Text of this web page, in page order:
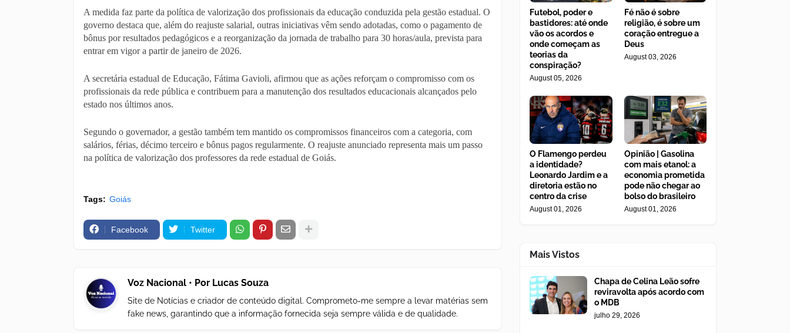
A medida faz parte da política de valorização dos profissionais da educação conduzida pela gestão estadual. O
governo destaca que, além do reajuste salarial, outras iniciativas vêm sendo adotadas, como o pagamento de
bônus por resultados pedagógicos e a reorganização da jornada de trabalho para 30 horas/aula, prevista para
entrar em vigor a partir de janeiro de 2026.
A secretária estadual de Educação, Fátima Gavioli, afirmou que as ações reforçam o compromisso com os
profissionais da rede pública e contribuem para a manutenção dos resultados educacionais alcançados pelo
estado nos últimos anos.
Segundo o governador, a gestão também tem mantido os compromissos financeiros com a categoria, com
salários, férias, décimo terceiro e bônus pagos regularmente. O reajuste anunciado representa mais um passo
na política de valorização dos professores da rede estadual de Goiás.
Tags: Goiás
Facebook Twitter
Voz Nacional • Por Lucas Souza
Site de Notícias e criador de conteúdo digital. Comprometo-me sempre a levar matérias sem
fake news, garantindo que a informação fornecida seja sempre válida e de qualidade.
Futebol, poder e
bastidores: até onde
vão os acordos e
onde começam as
teorias da
conspiração?
August 05, 2026
Fé não é sobre
religião, é sobre um
coração entregue a
Deus
August 03, 2026
O Flamengo perdeu
a identidade?
Leonardo Jardim e a
diretoria estão no
centro da crise
August 01, 2026
Opinião | Gasolina
com mais etanol: a
economia prometida
pode não chegar ao
bolso do brasileiro
August 01, 2026
Mais Vistos
Chapa de Celina Leão sofre
reviravolta após acordo com
o MDB
julho 29, 2026